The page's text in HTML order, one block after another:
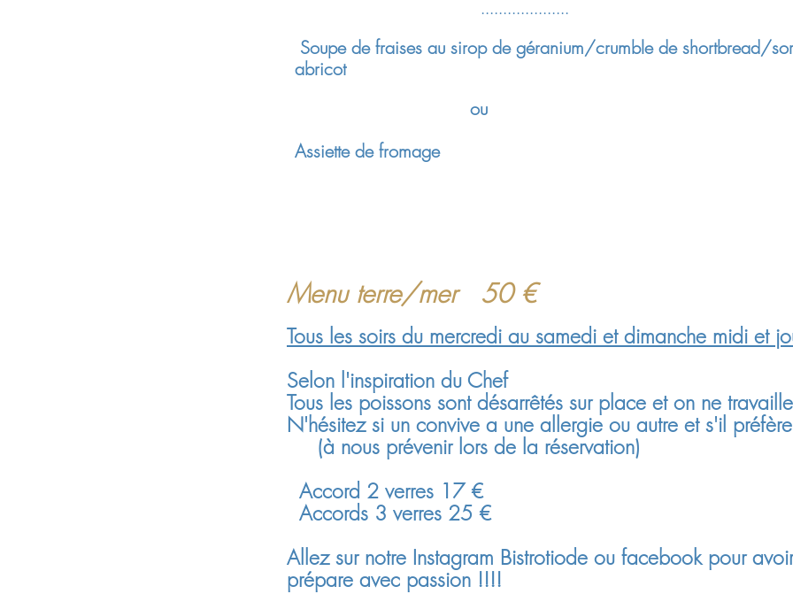
....................
Soupe de fraises au sirop de géranium/crumble de shortbread/
abricot
ou
Assiette de fromage
Menu terre/mer 50 €
Tous les soirs du mercredi au samedi et dimanche midi et
Selon l'inspiration du Chef
Tous les poissons sont désarrêtés sur place et on ne
N'hésitez si un convive a une allergie ou autre et s'il
(à nous prévenir lors de la réservation)
Accord 2 verres 17 €
Accords 3 verres 25 €
Allez sur notre Instagram Bistrotiode ou facebook pour
prépare avec passion !!!!